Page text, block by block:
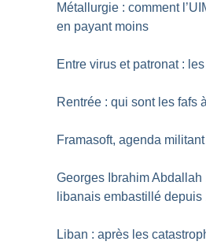
Métallurgie : comment
en payant moins
Entre virus et patronat :
Rentrée : qui sont les fafs
Framasoft, agenda
Georges Ibrahim
libanais embastillé depuis
Liban : après les